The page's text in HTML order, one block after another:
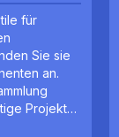
für
Sie sie
an.
Projekte